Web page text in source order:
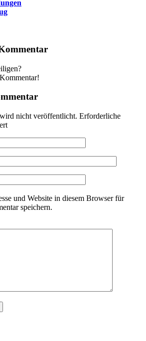
nicht veröffentlicht. Erforderliche
und Website in diesem Browser für
speichern.